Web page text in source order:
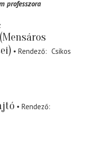
professzora
Rendező
Csikos
Rendező